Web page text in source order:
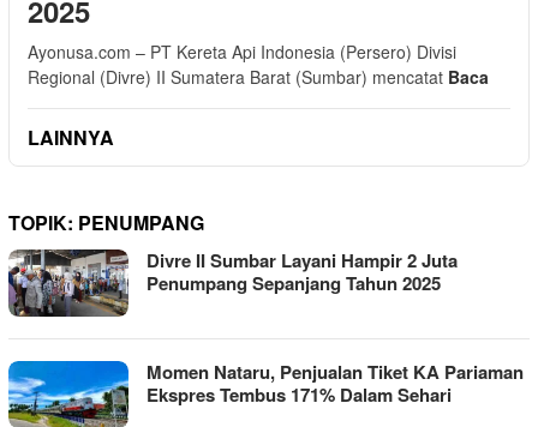
2025
Ayonusa.com – PT Kereta Api Indonesia (Persero) Divisi
Regional (Divre) II Sumatera Barat (Sumbar) mencatat Baca
LAINNYA
TOPIK: PENUMPANG
Divre II Sumbar Layani Hampir 2 Juta
Penumpang Sepanjang Tahun 2025
Momen Nataru, Penjualan Tiket KA Pariaman
Ekspres Tembus 171% Dalam Sehari